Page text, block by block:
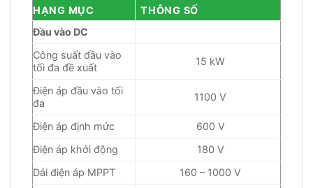
HẠNG MỤC
THÔNG SỐ
Đầu vào DC
Công suất đầu vào
tối đa đề xuất
15 kW
Điện áp đầu vào tối
đa
1100 V
Điện áp định mức
600 V
Điện áp khởi động
180 V
Dải điện áp MPPT
160 – 1000 V